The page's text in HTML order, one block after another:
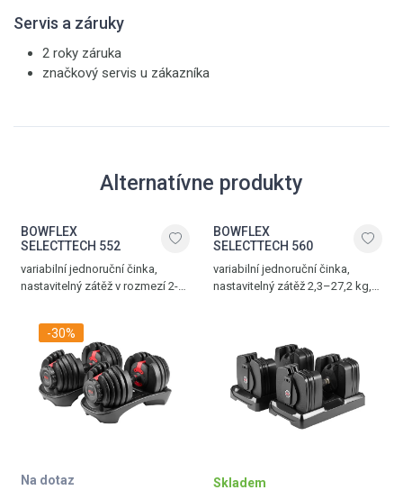
Servis a záruky
2 roky záruka
značkový servis u zákazníka
Alternatívne produkty
BOWFLEX
SELECTTECH 552
variabilní jednoruční činka,
nastavitelný zátěž v rozmezí 2-
lehce uskladnitelná, cena za 1
-30%
Na dotaz
BOWFLEX
SELECTTECH 560
variabilní jednoruční činka,
nastavitelný zátěž 2,3–27,2 kg,
Skladem